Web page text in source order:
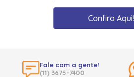
Confira Aqui!
Fale com a gente!
(11) 3675-7400